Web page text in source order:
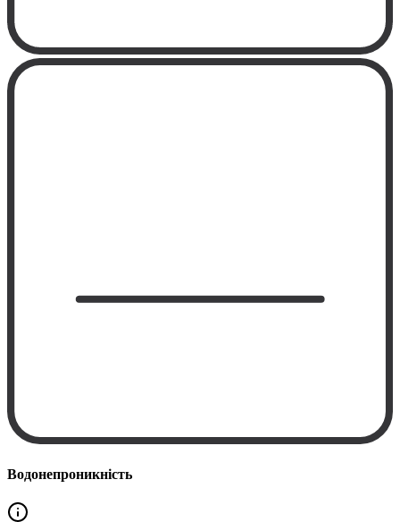
Водонепроникність